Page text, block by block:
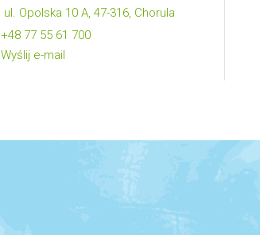
ul. Opolska 10 A, 47-316, Chorula
+48 77 55 61 700
Wyślij e-mail